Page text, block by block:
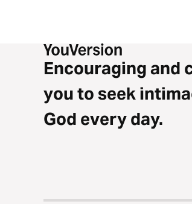
Encouraging and
you to seek
God every day.